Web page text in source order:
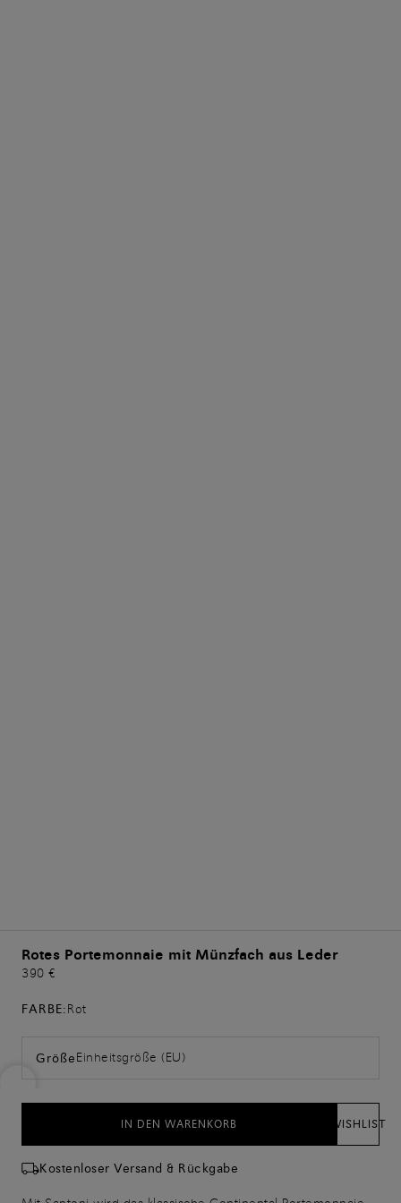
Rotes Portemonnaie mit Münzfach aus Leder
390 €
FARBE:Rot
GrößeEinheitsgröße (EU)
IN DEN WARENKORB WISHLIST
Kostenloser Versand & Rückgabe